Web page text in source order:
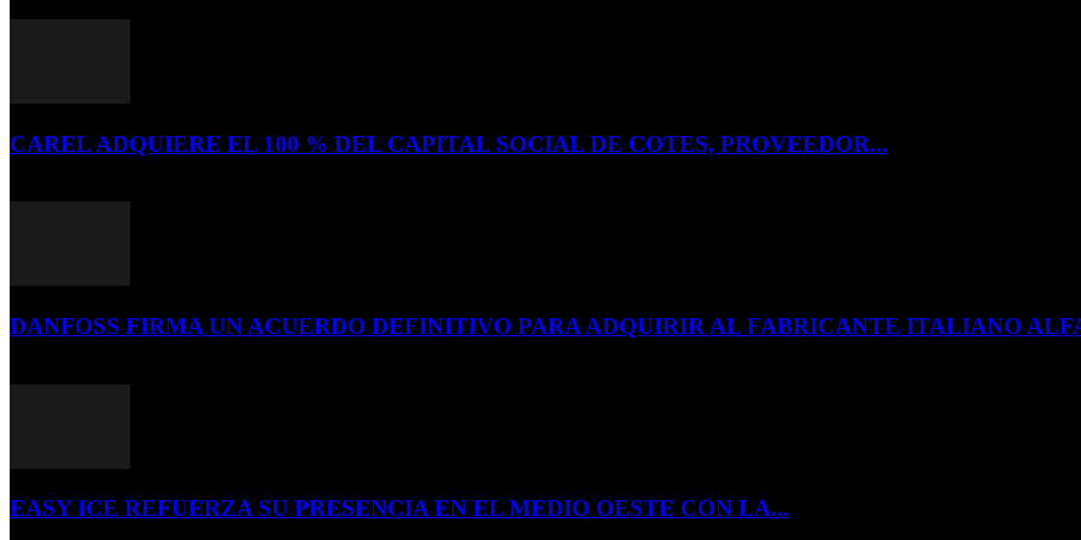
CAREL ADQUIERE EL 100 % DEL CAPITAL SOCIAL DE COTES, PROVEEDOR...
DANFOSS FIRMA UN ACUERDO DEFINITIVO PARA ADQUIRIR AL FABRICANTE ITALIANO
EASY ICE REFUERZA SU PRESENCIA EN EL MEDIO OESTE CON LA...